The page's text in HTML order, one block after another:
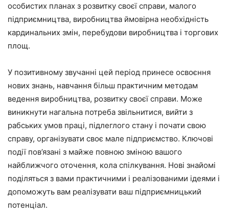
особистих планах з розвитку своєї справи, малого
підприємництва, виробництва ймовірна необхідність
кардинальних змін, перебудови виробництва і торгових
площ.
У позитивному звучанні цей період принесе освоєння
нових знань, навчання більш практичним методам
ведення виробництва, розвитку своєї справи. Може
виникнути нагальна потреба звільнитися, вийти з
рабських умов праці, підлеглого стану і почати свою
справу, організувати своє мале підприємство. Ключові
події пов’язані з майже повною зміною вашого
найближчого оточення, кола спілкування. Нові знайомі
поділяться з вами практичними і реалізованими ідеями і
допоможуть вам реалізувати ваш підприємницький
потенціал.